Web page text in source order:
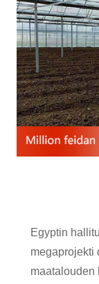
Egyptin
megaprojekti
maatalouden